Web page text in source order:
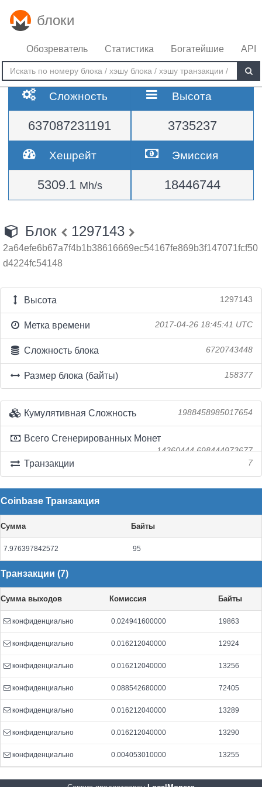
блоки
Обозреватель Статистика Богатейшие API
Сложность
637087231191
Высота
3735237
Хешрейт
5309.1 Mh/s
Эмиссия
18446744
Блок 1297143
2a64efe6b67a7f4b1b38616669ec54167fe869b3f147071fcf50
d4224fc54148
Высота 1297143
Метка времени 2017-04-26 18:45:41 UTC
Сложность блока 6720743448
Размер блока (байты) 158377
Кумулятивная Сложность 1988458985017654
Всего Сгенерированных Монет
14360444.698444973677
Транзакции 7
Coinbase Транзакция
Сумма Байты
7.976397842572 95
Транзакции (7)
Сумма выходов Комиссия Байты
конфиденциально 0.024941600000 19863
конфиденциально 0.016212040000 12924
конфиденциально 0.016212040000 13256
конфиденциально 0.088542680000 72405
конфиденциально 0.016212040000 13289
конфиденциально 0.016212040000 13290
конфиденциально 0.004053010000 13255